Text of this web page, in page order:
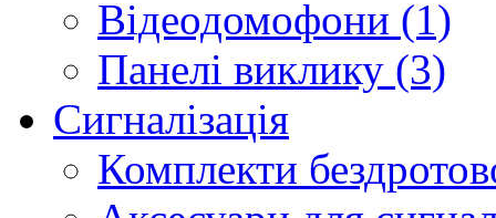
Відеодомофони (1)
Панелі виклику (3)
Сигналізація
Комплекти